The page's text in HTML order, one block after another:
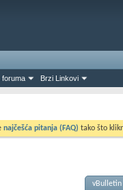
foruma Brzi Linkovi
najčešća pitanja (FAQ) tako što
vBulletin